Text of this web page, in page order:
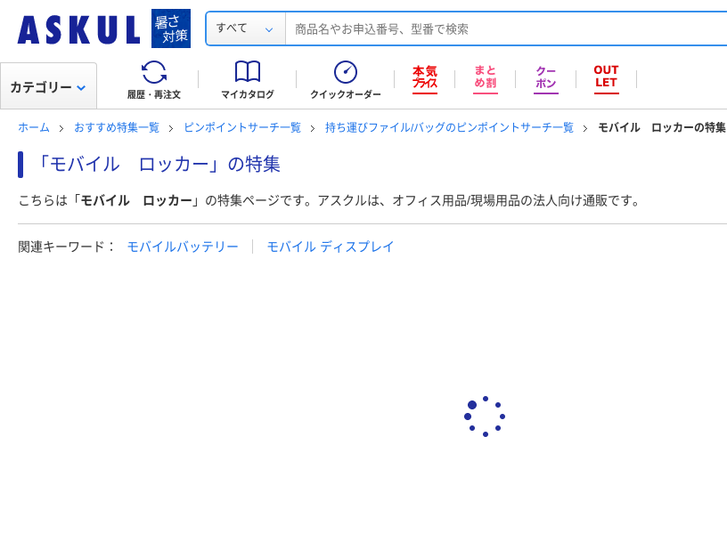
すべて
履歴・再注文 マイカタログ クイックオーダー
カテゴリー
ホーム おすすめ特集一覧 ピンポイントサーチ一覧 持ち運びファイル/バッグのピンポイントサーチ一覧 モバイル ロッカーの特集
「モバイル ロッカー」の特集
こちらは「 モバイル ロッカー 」の特集ページです。アスクルは、オフィス用品/現場用品の法人向け通販です。
関連キーワード： モバイルバッテリー モバイル ディスプレイ